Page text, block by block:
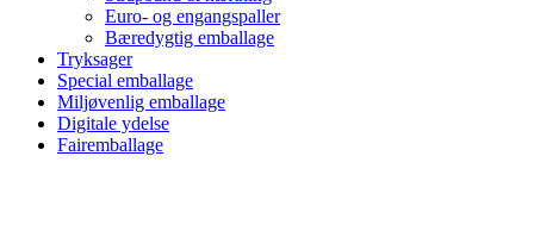
Euro- og engangspaller
Bæredygtig emballage
Tryksager
Special emballage
Miljøvenlig emballage
Digitale ydelse
Fairemballage